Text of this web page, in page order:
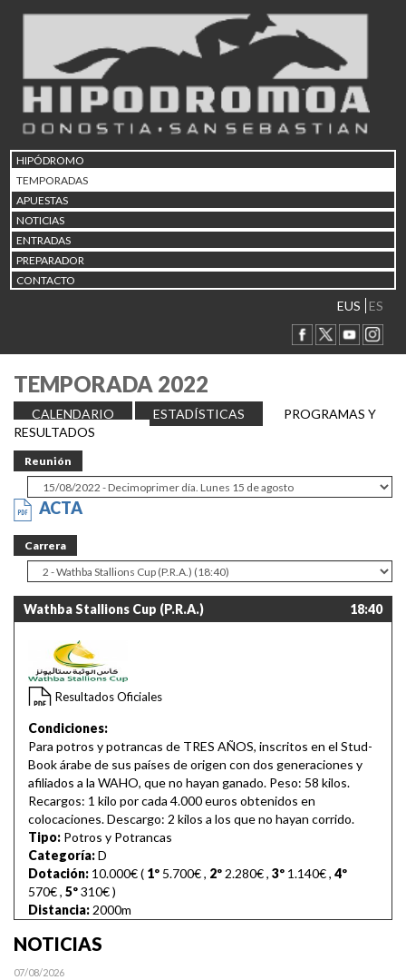
HIPÓDROMO
TEMPORADAS
APUESTAS
NOTICIAS
ENTRADAS
PREPARADOR
CONTACTO
EUS ES
TEMPORADA 2022
CALENDARIO ESTADÍSTICAS
PROGRAMAS Y
RESULTADOS
Reunión
ACTA
Carrera
Wathba Stallions Cup (P.R.A.) 18:40
Resultados Oficiales
Condiciones:
Para potros y potrancas de TRES AÑOS, inscritos en el Stud-
Book árabe de sus países de origen con dos generaciones y
afiliados a la WAHO, que no hayan ganado. Peso: 58 kilos.
Recargos: 1 kilo por cada 4.000 euros obtenidos en
colocaciones. Descargo: 2 kilos a los que no hayan corrido.
Tipo: Potros y Potrancas
Categoría:D
Dotación: 10.000€ ( 1º 5.700€, 2º 2.280€, 3º 1.140€, 4º
570€, 5º310€)
Distancia: 2000m
NOTICIAS
07/08/2026